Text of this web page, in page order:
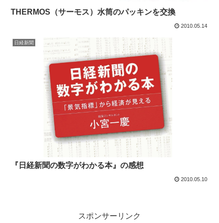
THERMOS（サーモス）水筒のパッキンを交換
2010.05.14
日経新聞
『日経新聞の数字がわかる本』の感想
2010.05.10
スポンサーリンク